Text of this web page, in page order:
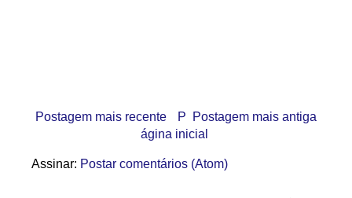
Postagem mais recente Postagem mais antiga
P
ágina inicial
Assinar: Postar comentários (Atom)